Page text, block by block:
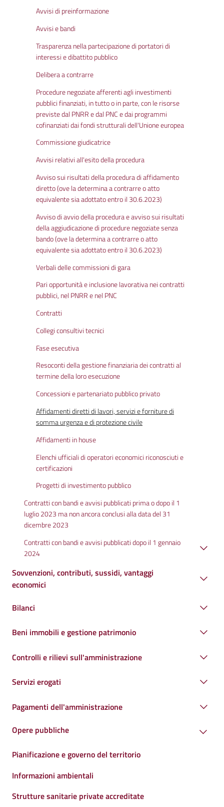
Avvisi di preinformazione
Avvisi e bandi
Trasparenza nella partecipazione di portatori di
interessi e dibattito pubblico
Delibera a contrarre
Procedure negoziate afferenti agli investimenti
pubblici finanziati, in tutto o in parte, con le risorse
previste dal PNRR e dal PNC e dai programmi
cofinanziati dai fondi strutturali dell'Unione europea
Commissione giudicatrice
Avvisi relativi all'esito della procedura
Avviso sui risultati della procedura di affidamento
diretto (ove la determina a contrarre o atto
equivalente sia adottato entro il 30.6.2023)
Avviso di avvio della procedura e avviso sui risultati
della aggiudicazione di procedure negoziate senza
bando (ove la determina a contrarre o atto
equivalente sia adottato entro il 30.6.2023)
Verbali delle commissioni di gara
Pari opportunità e inclusione lavorativa nei contratti
pubblici, nel PNRR e nel PNC
Contratti
Collegi consultivi tecnici
Fase esecutiva
Resoconti della gestione finanziaria dei contratti al
termine della loro esecuzione
Concessioni e partenariato pubblico privato
Affidamenti diretti di lavori, servizi e forniture di
somma urgenza e di protezione civile
Affidamenti in house
Elenchi ufficiali di operatori economici riconosciuti e
certificazioni
Progetti di investimento pubblico
Contratti con bandi e avvisi pubblicati prima o dopo il 1
luglio 2023 ma non ancora conclusi alla data del 31
dicembre 2023
Contratti con bandi e avvisi pubblicati dopo il 1 gennaio
2024
Sovvenzioni, contributi, sussidi, vantaggi
economici
Bilanci
Beni immobili e gestione patrimonio
Controlli e rilievi sull'amministrazione
Servizi erogati
Pagamenti dell'amministrazione
Opere pubbliche
Pianificazione e governo del territorio
Informazioni ambientali
Strutture sanitarie private accreditate